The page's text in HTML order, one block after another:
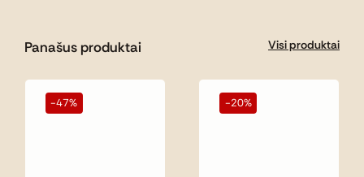
Panašus produktai Visi produktai
-47% -20%